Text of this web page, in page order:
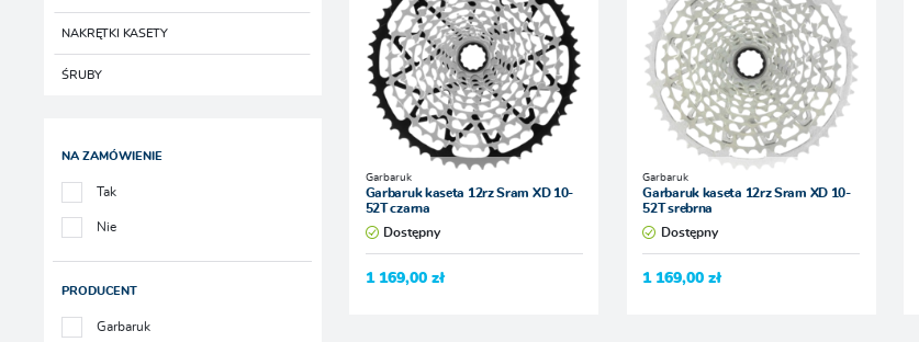
NAKRĘTKI KASETY
ŚRUBY
NA ZAMÓWIENIE
Tak
Nie
PRODUCENT
Garbaruk
Garbaruk
Garbaruk kaseta 12rz Sram XD 10-
52T czarna
Dostępny
1 169,00 zł
Garbaruk
Garbaruk kaseta 12rz Sram XD 10-
52T srebrna
Dostępny
1 169,00 zł